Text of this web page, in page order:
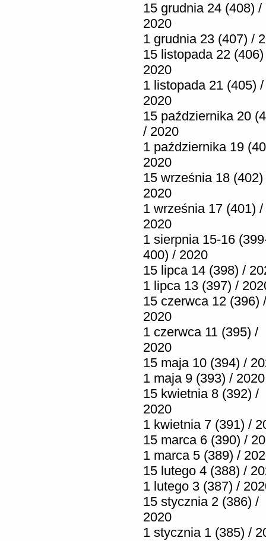
15 grudnia 24 (408) /
2020
1 grudnia 23 (407) /
15 listopada 22
2020
1 listopada 21 (405) /
2020
15 października 20
/ 2020
1 października 19
2020
15 września 18 (402)
2020
1 września 17 (401) /
2020
1 sierpnia 15-16
400) / 2020
15 lipca 14 (398) /
1 lipca 13 (397) /
15 czerwca 12 (396) /
2020
1 czerwca 11 (395) /
2020
15 maja 10 (394) /
1 maja 9 (393) / 2020
15 kwietnia 8 (392) /
2020
1 kwietnia 7 (391) /
15 marca 6 (390) /
1 marca 5 (389) /
15 lutego 4 (388) /
1 lutego 3 (387) /
15 stycznia 2 (386) /
2020
1 stycznia 1 (385) /